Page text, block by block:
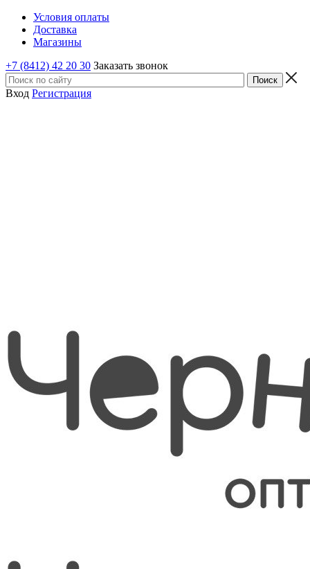
Условия оплаты
Доставка
Магазины
+7 (8412) 42 20 30 Заказать звонок
Вход Регистрация